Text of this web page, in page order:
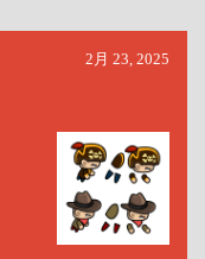
2月 23, 2025